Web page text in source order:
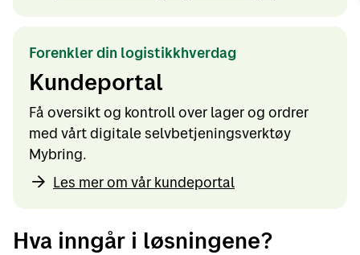
Forenkler din logistikkhverdag
Kundeportal
Få oversikt og kontroll over lager og ordrer
med vårt digitale selvbetjeningsverktøy
Mybring.
Les mer om vår kundeportal
Hva inngår i løsningene?